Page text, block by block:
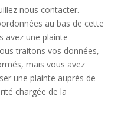
nous contacter.
au bas de cette
avez une plainte
traitons vos données,
mais vous avez
une plainte auprès de
chargée de la